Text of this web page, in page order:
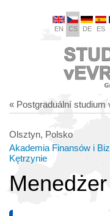
EN CS DE ES
« Postgraduální
Olsztyn, Polsko
Akademia Finansów i
Kętrzynie